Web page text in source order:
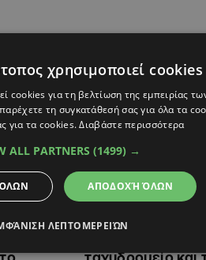
05.08.2024
χρησιμοποιεί cookies
cookies για τη βελτίωση της εμπειρίας
τη συγκατάθεσή σας για όλα τα
για τα cookies.Διαβάστε περισσότερα
ALL PARTNERS (1499) →
ΑΠΟΔΟΧΉ ΌΛΩΝ
ΛΕΠΤΟΜΕΡΕΙΏΝ